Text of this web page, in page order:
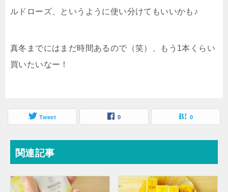
ルドローズ、というように使い分けてもいいかも♪
真冬までにはまだ時間あるので（笑）、もう1本くらい
買いたいなー！
Tweet 0 0
関連記事